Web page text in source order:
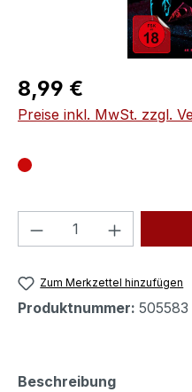
Regulärer Preis:
8,99 €
Preise inkl. MwSt. zzgl.
Produkt Anzahl:
Zum Merkzettel hinzufügen
Produktnummer: 505583
Beschreibung